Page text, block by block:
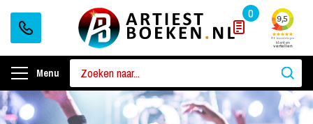
0
Menu